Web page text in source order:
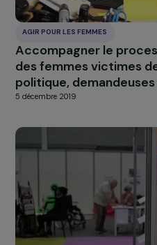
AGIR POUR LES FEMMES
Lutte contre les
tunisien